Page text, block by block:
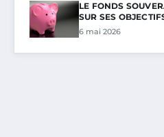
LE FONDS
SUR SES
6 mai 2026